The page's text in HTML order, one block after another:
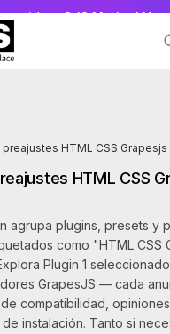
a GJS.Market!
para sacar 10
HTML CSS Grapesjs
HTML CSS
agrupa plugins, presets y
como "HTML CSS
Plugin 1
GrapesJS — cada
compatibilidad,
instalación. Tanto si